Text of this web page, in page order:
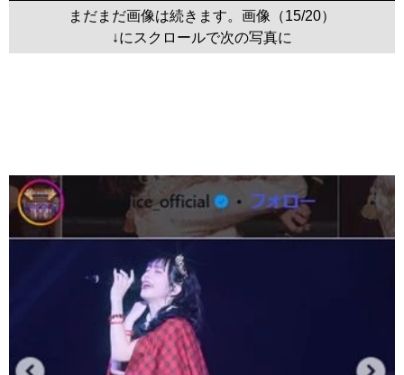
まだまだ画像は続きます。画像（15/20）
↓にスクロールで次の写真に